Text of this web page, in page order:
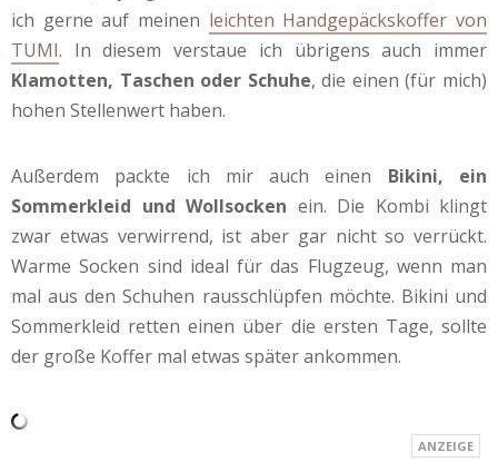
ich gerne auf meinen leichten Handgepäckskoffer von
TUMI. In diesem verstaue ich übrigens auch immer
Klamotten, Taschen oder Schuhe, die einen (für mich)
hohen Stellenwert haben.
Außerdem packte ich mir auch einen Bikini, ein
Sommerkleid und Wollsocken ein. Die Kombi klingt
zwar etwas verwirrend, ist aber gar nicht so verrückt.
Warme Socken sind ideal für das Flugzeug, wenn man
mal aus den Schuhen rausschlüpfen möchte. Bikini und
Sommerkleid retten einen über die ersten Tage, sollte
der große Koffer mal etwas später ankommen.